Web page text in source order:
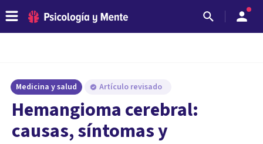
Medicina y salud Artículo revisado
Hemangioma cerebral:
causas, síntomas y